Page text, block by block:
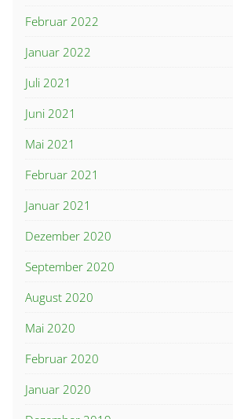
Februar 2022
Januar 2022
Juli 2021
Juni 2021
Mai 2021
Februar 2021
Januar 2021
Dezember 2020
September 2020
August 2020
Mai 2020
Februar 2020
Januar 2020